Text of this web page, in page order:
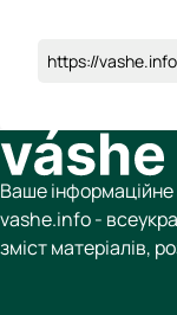
https://
Ваше
vashe.info -
зміст матеріалів,